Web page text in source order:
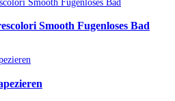
Smooth Fugenloses Bad